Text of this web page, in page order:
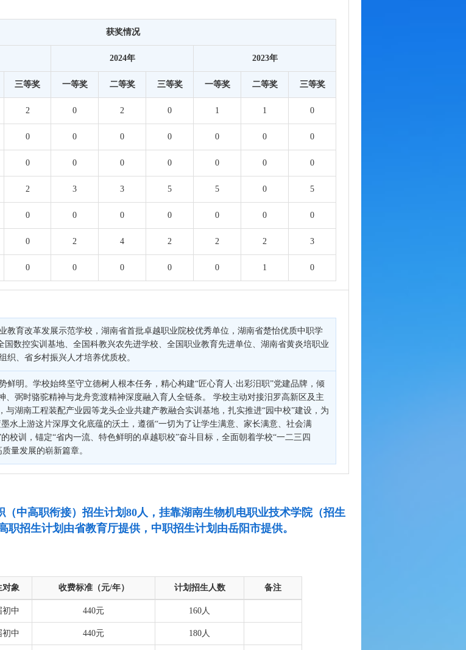
获奖情况
2024年 2023年
三等奖 一等奖 二等奖 三等奖 一等奖 二等奖 三等奖
2 0 2 0 1 1 0
0 0 0 0 0 0 0
0 0 0 0 0 0 0
2 3 3 5 5 0 5
0 0 0 0 0 0 0
0 2 4 2 2 2 3
0 0 0 0 0 1 0
教育改革发展示范学校，湖南省首批卓越职业院校优秀单位，湖南省楚怡优质中职学
数控实训基地、全国科教兴农先进学校、全国职业教育先进单位、湖南省黄炎培职业
织、省乡村振兴人才培养优质校。
鲜明。学校始终坚守立德树人根本任务，精心构建“匠心育人·出彩汨职”党建品牌，倾
、弼时骆驼精神与龙舟竞渡精神深度融入育人全链条。 学校主动对接汨罗高新区及主
与湖南工程装配产业园等龙头企业共建产教融合实训基地，扎实推进“园中校”建设，为
水上游这片深厚文化底蕴的沃土，遵循“一切为了让学生满意、家长满意、社会满
校训，锚定“省内一流、特色鲜明的卓越职校”奋斗目标，全面朝着学校“一二三四
量发展的崭新篇章。
中高职衔接）招生计划80人，挂靠湖南生物机电职业技术学院（招生
招生计划由省教育厅提供，中职招生计划由岳阳市提供。
对象 收费标准（元/年） 计划招生人数 备注
初中 440元 160人
初中 440元 180人